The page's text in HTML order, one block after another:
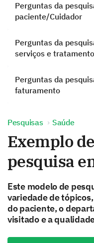
Perguntas da
paciente/Cuidador
Perguntas da
serviços e
Perguntas da
faturamento
Pesquisas Saúde
Exemplo
pesquisa
Este modelo de
variedade de
do paciente, o
visitado e a